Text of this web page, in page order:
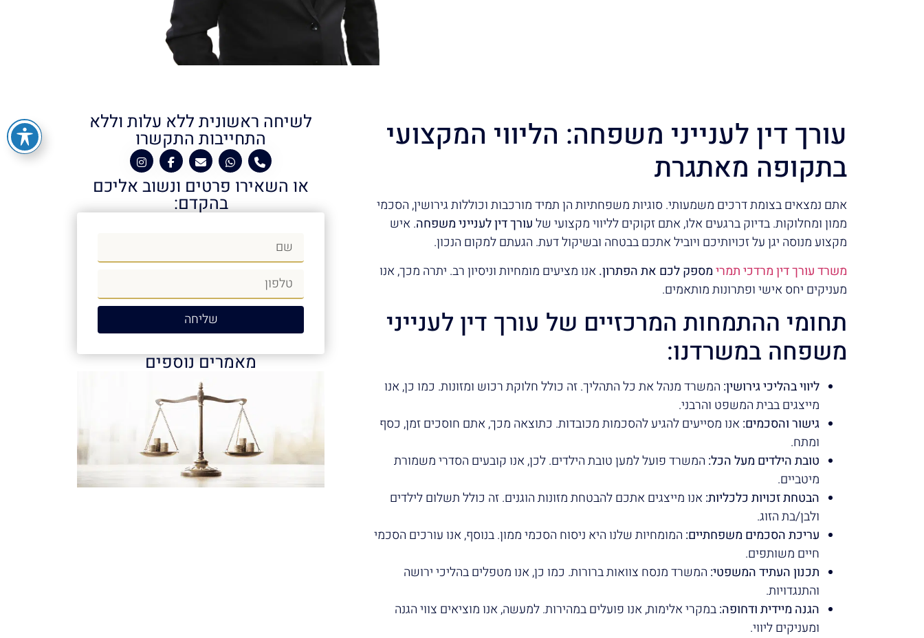
עורך דין לענייני משפחה: הליווי המקצועי
בתקופה מאתגרת
אתם נמצאים בצומת דרכים משמעותי. סוגיות משפחתיות הן תמיד מורכבות וכוללות גירושין, הסכמי
ממון ומחלוקות. בדיוק ברגעים אלו, אתם זקוקים לליווי מקצועי שלעורך דין לענייני משפחה. איש
מקצוע מנוסה יגן על זכויותיכם ויוביל אתכם בבטחה ובשיקול דעת. הגעתם למקום הנכון.
משרד עורך דין מרדכי תמרימספק לכם את הפתרון. אנו מציעים מומחיות וניסיון רב. יתרה מכך, אנו
מעניקים יחס אישי ופתרונות מותאמים.
תחומי ההתמחות המרכזיים של עורך דין לענייני
משפחה במשרדנו:
ליווי בהליכי גירושין: המשרד מנהל את כל התהליך. זה כולל חלוקת רכוש ומזונות. כמו כן, אנו
מייצגים בבית המשפט והרבני.
גישור והסכמים: אנו מסייעים להגיע להסכמות מכובדות. כתוצאה מכך, אתם חוסכים זמן, כסף
ומתח.
טובת הילדים מעל הכל: המשרד פועל למען טובת הילדים. לכן, אנו קובעים הסדרי משמורת
מיטביים.
הבטחת זכויות כלכליות: אנו מייצגים אתכם להבטחת מזונות הוגנים. זה כולל תשלום לילדים
ולבן/בת הזוג.
עריכת הסכמים משפחתיים: המומחיות שלנו היא ניסוח הסכמי ממון. בנוסף, אנו עורכים הסכמי
חיים משותפים.
תכנון העתיד המשפטי: המשרד מנסח צוואות ברורות. כמו כן, אנו מטפלים בהליכי ירושה
והתנגדויות.
הגנה מיידית ודחופה:במקרי אלימות, אנו פועלים במהירות. למעשה, אנו מוציאים צווי הגנה
ומעניקים ליווי.
לשיחה ראשונית ללא עלות וללא
התחייבות התקשרו
או השאירו פרטים ונשוב אליכם
בהקדם:
שליחה
מאמרים נוספים